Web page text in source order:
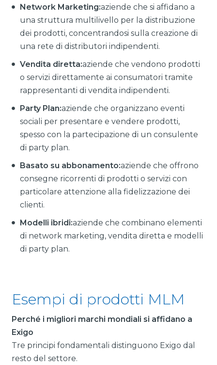
Network Marketing:aziende che si affidano a
una struttura multilivello per la distribuzione
dei prodotti, concentrandosi sulla creazione di
una rete di distributori indipendenti.
Vendita diretta:aziende che vendono prodotti
o servizi direttamente ai consumatori tramite
rappresentanti di vendita indipendenti.
Party Plan:aziende che organizzano eventi
sociali per presentare e vendere prodotti,
spesso con la partecipazione di un consulente
di party plan.
Basato su abbonamento:aziende che offrono
consegne ricorrenti di prodotti o servizi con
particolare attenzione alla fidelizzazione dei
clienti.
Modelli ibridi:aziende che combinano elementi
di network marketing, vendita diretta e modelli
di party plan.
Esempi di prodotti MLM
Perché i migliori marchi mondiali si affidano a
Exigo
Tre principi fondamentali distinguono Exigo dal
resto del settore.